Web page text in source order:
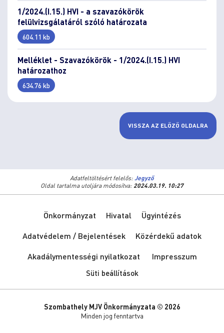
1/2024.(I.15.) HVI - a szavazókörök
felülvizsgálatáról szóló határozata
604.11 kb
Melléklet - Szavazókörök - 1/2024.(I.15.) HVI
határozathoz
634.76 kb
VISSZA AZ ELŐZŐ OLDALRA
Adatfeltöltésért felelős: Jegyző
Oldal tartalma utoljára módosítva: 2024.03.19. 10:27
Önkormányzat Hivatal
Ügyintézés
Adatvédelem / Bejelentések
Közérdekű adatok
Akadálymentességi nyilatkozat
Impresszum
Süti beállítások
Szombathely MJV Önkormányzata © 2026
Minden jog fenntartva